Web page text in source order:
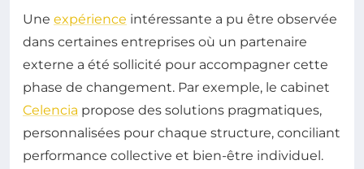
Une expérience intéressante a pu être observée
dans certaines entreprises où un partenaire
externe a été sollicité pour accompagner cette
phase de changement. Par exemple, le cabinet
Celencia propose des solutions pragmatiques,
personnalisées pour chaque structure, conciliant
performance collective et bien-être individuel.